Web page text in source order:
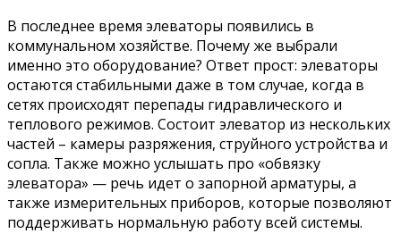
В последнее время элеваторы появились в
коммунальном хозяйстве. Почему же выбрали
именно это оборудование? Ответ прост: элеваторы
остаются стабильными даже в том случае, когда в
сетях происходят перепады гидравлического и
теплового режимов. Состоит элеватор из нескольких
частей – камеры разряжения, струйного устройства и
сопла. Также можно услышать про «обвязку
элеватора» — речь идет о запорной арматуры, а
также измерительных приборов, которые позволяют
поддерживать нормальную работу всей системы.